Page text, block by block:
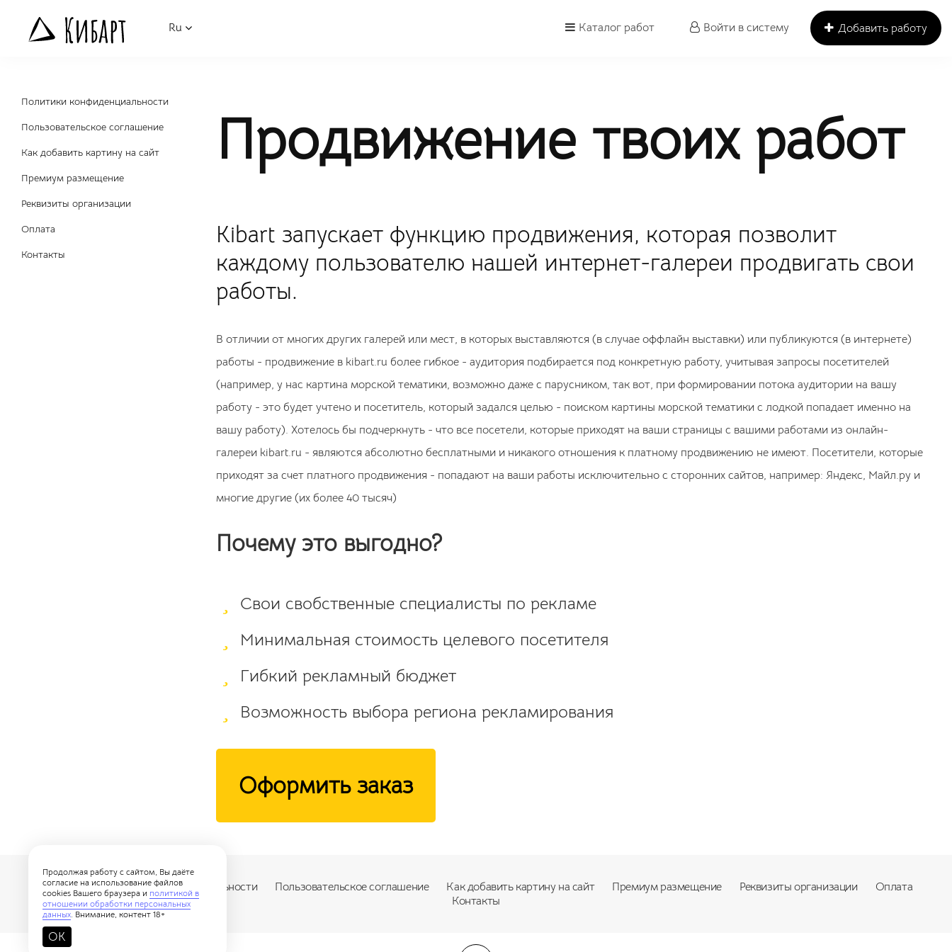
Ru Добавить работу
Каталог работ Войти в систему
Политики конфиденциальности
Пользовательское соглашение
Как добавить картину на сайт
Премиум размещение
Реквизиты организации
Оплата
Контакты
Продвижение твоих работ
Kibart запускает функцию продвижения, которая позволит
каждому пользователю нашей интернет-галереи продвигать свои
работы.
В отличии от многих других галерей или мест, в которых выставляются (в случае оффлайн выставки) или публикуются (в интернете)
работы - продвижение в kibart.ru более гибкое - аудитория подбирается под конкретную работу, учитывая запросы посетителей
(например, у нас картина морской тематики, возможно даже с парусником, так вот, при формировании потока аудитории на вашу
работу - это будет учтено и посетитель, который задался целью - поиском картины морской тематики с лодкой попадает именно на
вашу работу). Хотелось бы подчеркнуть - что все посетели, которые приходят на ваши страницы с вашими работами из онлайн-
галереи kibart.ru - являются абсолютно бесплатными и никакого отношения к платному продвижению не имеют. Посетители, которые
приходят за счет платного продвижения - попадают на ваши работы исключительно с сторонних сайтов, например: Яндекс, Майл.ру и
многие другие (их более 40 тысяч)
Почему это выгодно?
Свои свобственные специалисты по рекламе
Минимальная стоимость целевого посетителя
Гибкий рекламный бюджет
Возможность выбора региона рекламирования
Оформить заказ
Новости Политики конфиденциальности Пользовательское соглашение Как добавить картину на сайт Премиум размещение Реквизиты организации
Оплата
Контакты
Продолжая работу с сайтом, Вы даёте
согласие на использование файлов
cookies Вашего браузера и политикой в
отношении обработки персональных
данных. Внимание, контент 18+
OK